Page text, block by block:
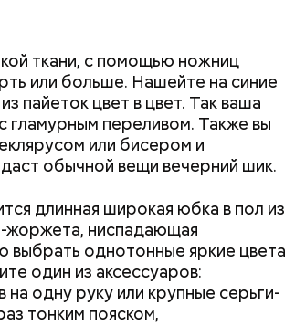
ткани, с помощью ножниц
или больше. Нашейте на синие
пайеток цвет в цвет. Так ваша
гламурным переливом. Также вы
или бисером и
обычной вещи вечерний шик.
длинная широкая юбка в пол из
жоржета, ниспадающая
выбрать однотонные яркие цвета
один из аксессуаров:
одну руку или крупные серьги-
тонким пояском,